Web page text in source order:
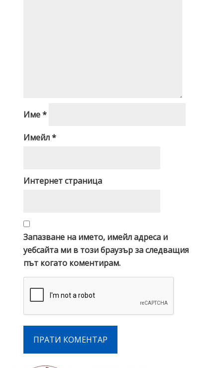
Име*
Имейл*
Интернет страница
Запазване на името, имейл адреса и
уебсайта ми в този браузър за следващия
път когато коментирам.